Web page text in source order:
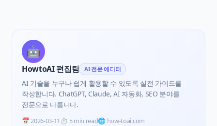
🤖
HowtoAI 편집팀 AI 전문 에디터
AI 기술을 누구나 쉽게 활용할 수 있도록 실전 가이드를
작성합니다. ChatGPT, Claude, AI 자동화, SEO 분야를
전문으로 다룹니다.
📅2026-03-11 ⏱️ 5 min read🌐 how-toai.com